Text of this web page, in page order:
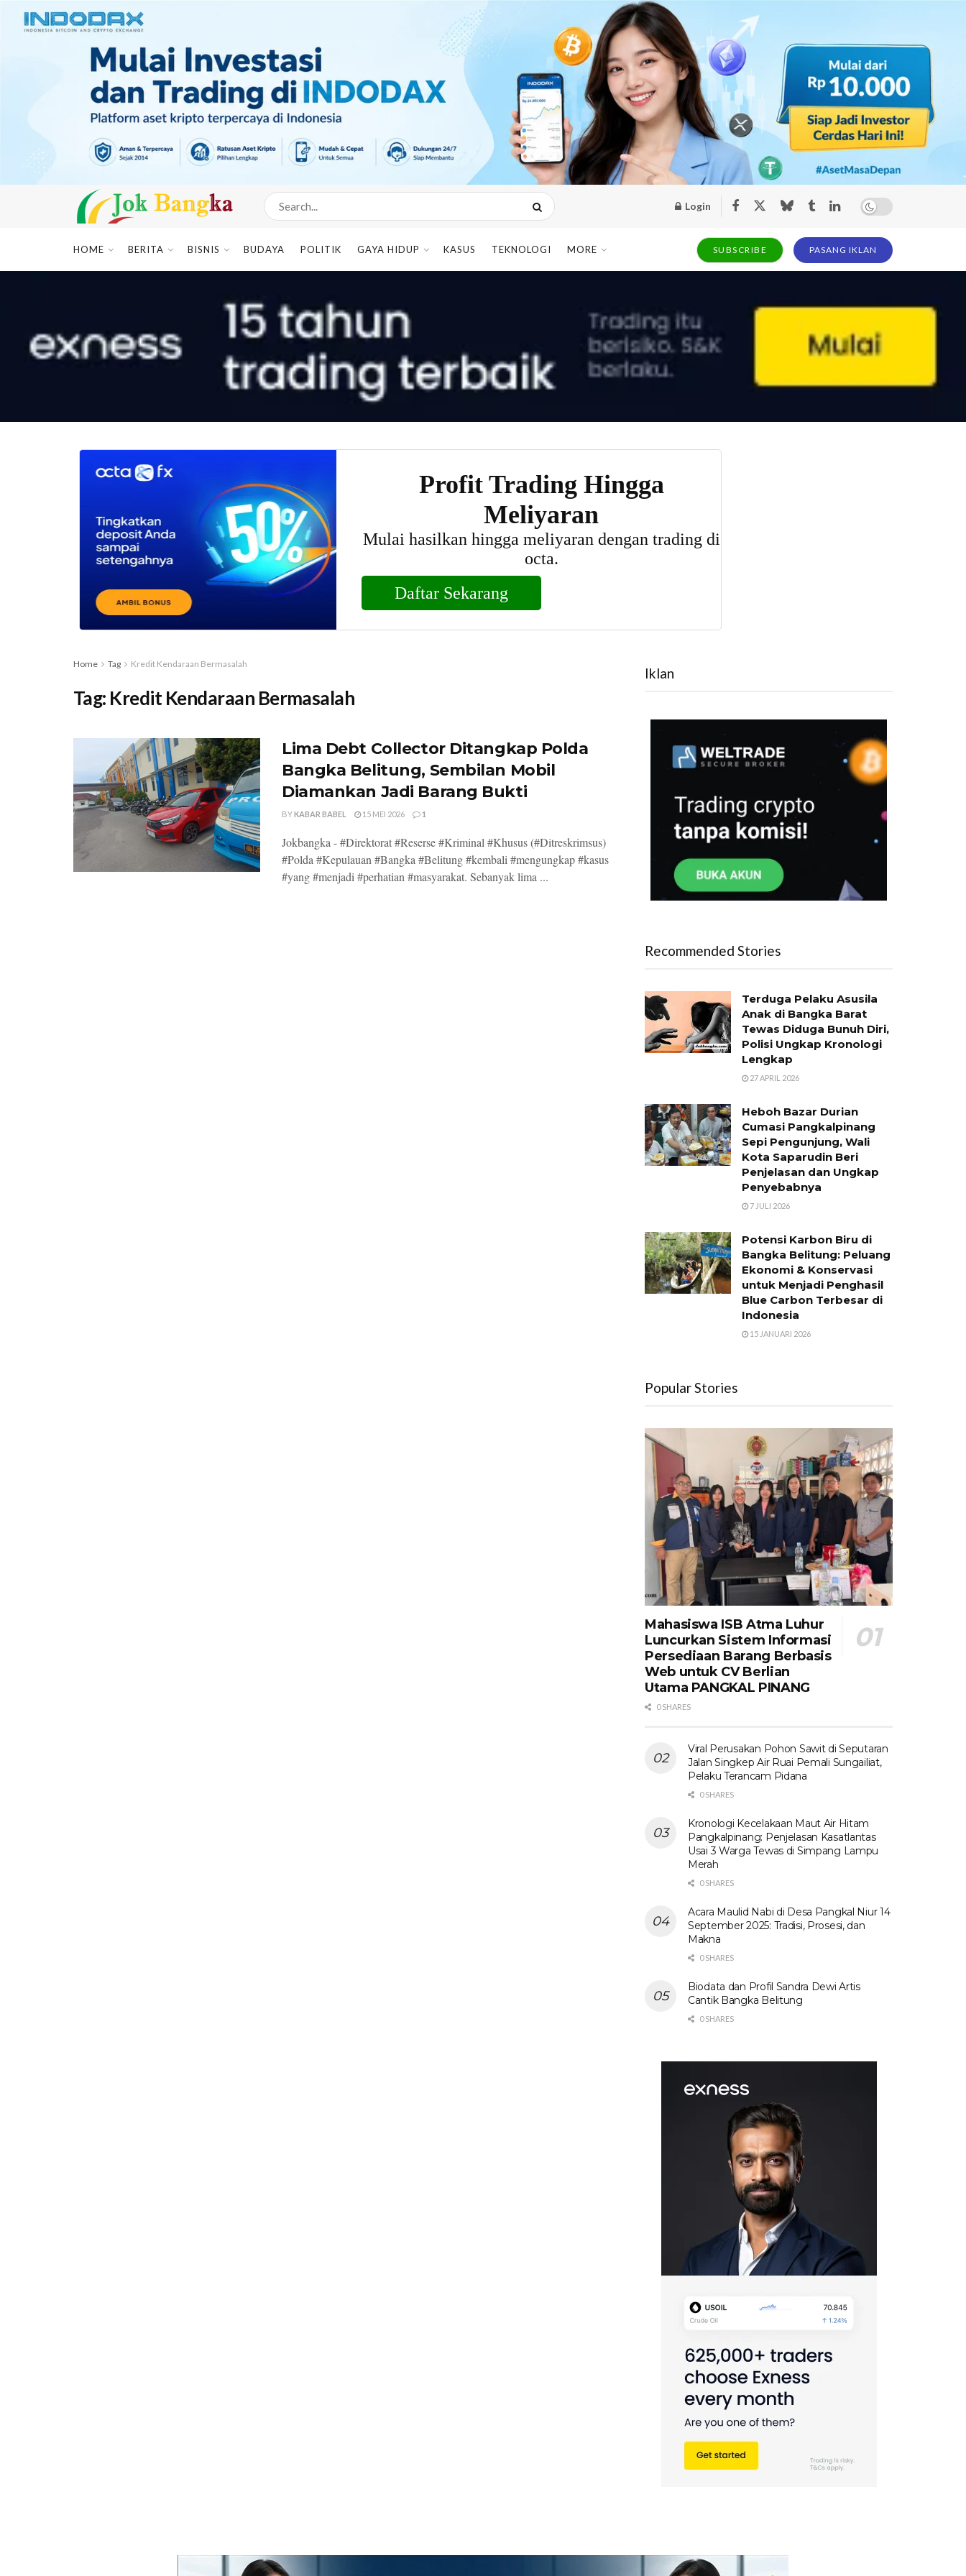
Login
HOME BERITA BISNIS BUDAYA POLITIK GAYA HIDUP KASUS TEKNOLOGI MORE SUBSCRIBE PASANG IKLAN
Home Tag Kredit Kendaraan Bermasalah
Tag: Kredit Kendaraan Bermasalah
Lima Debt Collector Ditangkap Polda
Bangka Belitung, Sembilan Mobil
Diamankan Jadi Barang Bukti
BYKABAR BABEL 15 MEI 2026 1
Jokbangka - #Direktorat #Reserse #Kriminal #Khusus (#Ditreskrimsus)
#Polda #Kepulauan #Bangka #Belitung #kembali #mengungkap #kasus
#yang #menjadi #perhatian #masyarakat. Sebanyak lima ...
Iklan
Recommended Stories
Terduga Pelaku Asusila
Anak di Bangka Barat
Tewas Diduga Bunuh Diri,
Polisi Ungkap Kronologi
Lengkap
27 APRIL 2026
Heboh Bazar Durian
Cumasi Pangkalpinang
Sepi Pengunjung, Wali
Kota Saparudin Beri
Penjelasan dan Ungkap
Penyebabnya
7 JULI 2026
Potensi Karbon Biru di
Bangka Belitung: Peluang
Ekonomi & Konservasi
untuk Menjadi Penghasil
Blue Carbon Terbesar di
Indonesia
15 JANUARI 2026
Popular Stories
Mahasiswa ISB Atma Luhur
Luncurkan Sistem Informasi
Persediaan Barang Berbasis
Web untuk CV Berlian
Utama​ PANGKAL PINANG
0 SHARES
Viral Perusakan Pohon Sawit di Seputaran
Jalan Singkep Air Ruai Pemali Sungailiat,
Pelaku Terancam Pidana
0 SHARES
Kronologi Kecelakaan Maut Air Hitam
Pangkalpinang: Penjelasan Kasatlantas
Usai 3 Warga Tewas di Simpang Lampu
Merah
0 SHARES
Acara Maulid Nabi di Desa Pangkal Niur 14
September 2025: Tradisi, Prosesi, dan
Makna
0 SHARES
Biodata dan Profil Sandra Dewi Artis
Cantik Bangka Belitung
0 SHARES